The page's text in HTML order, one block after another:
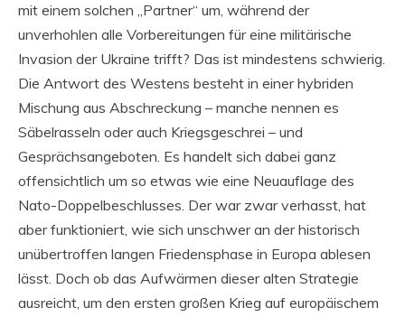
mit einem solchen „Partner“ um, während der
unverhohlen alle Vorbereitungen für eine militärische
Invasion der Ukraine trifft? Das ist mindestens schwierig.
Die Antwort des Westens besteht in einer hybriden
Mischung aus Abschreckung – manche nennen es
Säbelrasseln oder auch Kriegsgeschrei – und
Gesprächsangeboten. Es handelt sich dabei ganz
offensichtlich um so etwas wie eine Neuauflage des
Nato-Doppelbeschlusses. Der war zwar verhasst, hat
aber funktioniert, wie sich unschwer an der historisch
unübertroffen langen Friedensphase in Europa ablesen
lässt. Doch ob das Aufwärmen dieser alten Strategie
ausreicht, um den ersten großen Krieg auf europäischem